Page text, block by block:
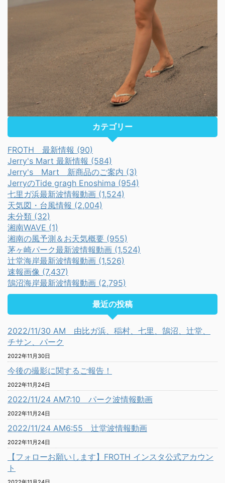
カテゴリー
FROTH 最新情報 (90)
Jerry's Mart 最新情報 (584)
Jerry's Mart 新商品のご案内 (3)
JerryのTide gragh Enoshima (954)
七里ガ浜最新波情報動画 (1,524)
天気図・台風情報 (2,004)
未分類 (32)
湘南WAVE (1)
湘南の風予測＆お天気概要 (955)
茅ヶ崎パーク最新波情報動画 (1,524)
辻堂海岸最新波情報動画 (1,526)
速報画像 (7,437)
鵠沼海岸最新波情報動画 (2,795)
最近の投稿
2022/11/30 AM 由比ガ浜、稲村、七里、鵠沼、辻堂、
チサン、パーク
2022年11月30日
今後の撮影に関するご報告！
2022年11月24日
2022/11/24 AM7:10 パーク波情報動画
2022年11月24日
2022/11/24 AM6:55 辻堂波情報動画
2022年11月24日
【フォローお願いします】FROTH インスタ公式アカウン
ト